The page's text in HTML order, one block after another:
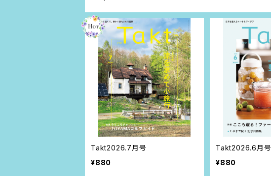
Takt2026.7月号
¥880
Takt2026.6月号
¥880